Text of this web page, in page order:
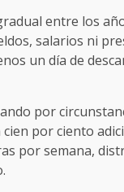
entre los
salarios ni
un día de
por
por ciento
por semana,